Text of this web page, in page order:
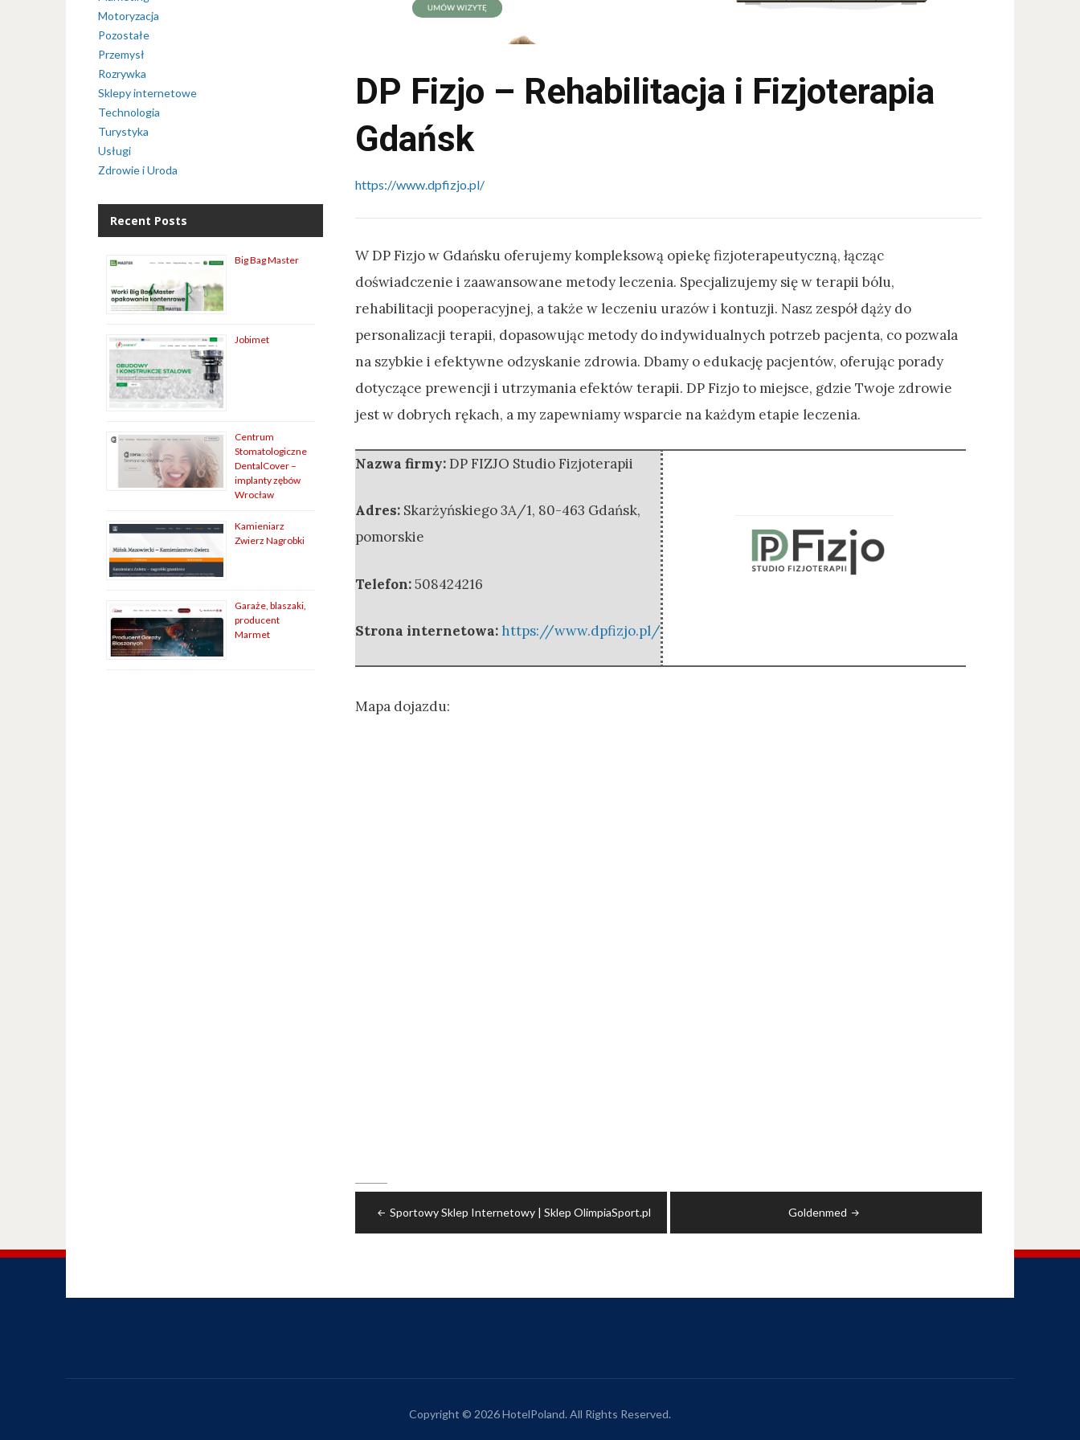
DP Fizjo – Rehabilitacja i Fizjoterapia
Gdańsk
https://www.dpfizjo.pl/
W DP Fizjo w Gdańsku oferujemy kompleksową opiekę fizjoterapeutyczną, łącząc
doświadczenie i zaawansowane metody leczenia. Specjalizujemy się w terapii bólu,
rehabilitacji pooperacyjnej, a także w leczeniu urazów i kontuzji. Nasz zespół dąży do
personalizacji terapii, dopasowując metody do indywidualnych potrzeb pacjenta, co pozwala
na szybkie i efektywne odzyskanie zdrowia. Dbamy o edukację pacjentów, oferując porady
dotyczące prewencji i utrzymania efektów terapii. DP Fizjo to miejsce, gdzie Twoje zdrowie
jest w dobrych rękach, a my zapewniamy wsparcie na każdym etapie leczenia.
Nazwa firmy: DP FIZJO Studio Fizjoterapii
Adres: Skarżyńskiego 3A/1, 80-463 Gdańsk,
pomorskie
Telefon:508424216
Strona internetowa:https://www.dpfizjo.pl/
Mapa dojazdu:
wpisuSportowy Sklep Internetowy | Sklep OlimpiaSport.pl Goldenmed
Motoryzacja
Pozostałe
Przemysł
Rozrywka
Sklepy internetowe
Technologia
Turystyka
Usługi
Zdrowie i Uroda
Recent Posts
Big Bag Master
Jobimet
Centrum
Stomatologiczne
DentalCover –
implanty zębów
Wrocław
Kamieniarz
Zwierz Nagrobki
Garaże, blaszaki,
producent
Marmet
Copyright © 2026 HotelPoland. All Rights Reserved.